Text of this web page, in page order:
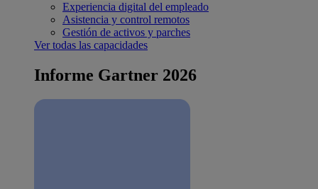
Experiencia digital del empleado
Asistencia y control remotos
Gestión de activos y parches
Ver todas las capacidades
Informe Gartner 2026